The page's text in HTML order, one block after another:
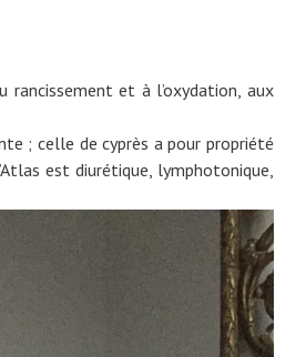
rancissement et à l’oxydation, aux
; celle de cyprès a pour propriété
est diurétique, lymphotonique,